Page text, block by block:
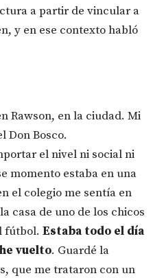
a partir de vincular a
y en ese contexto habló
Rawson, en la ciudad. Mi
Don Bosco.
el nivel ni social ni
momento estaba en una
el colegio me sentía en
casa de uno de los chicos
fútbol. Estaba todo el día
vuelto. Guardé la
que me trataron con un